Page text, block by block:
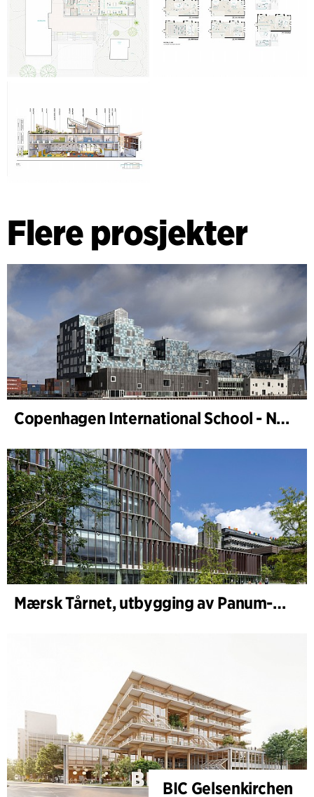
Flere prosjekter
Copenhagen International School - Nordhavn
Mærsk Tårnet, utbygging av Panum-komplekset
BIC Gelsenkirchen